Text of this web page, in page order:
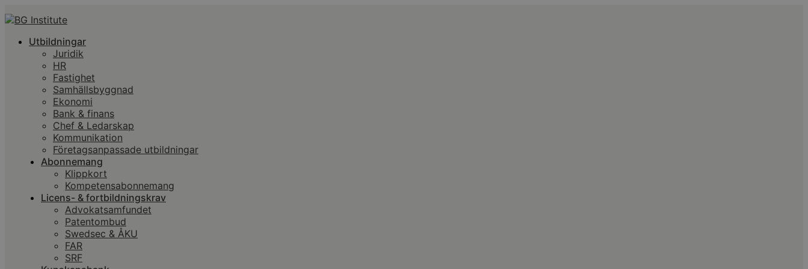
Utbildningar
Juridik
HR
Fastighet
Samhällsbyggnad
Ekonomi
Bank & finans
Chef & Ledarskap
Kommunikation
Företagsanpassade utbildningar
Abonnemang
Klippkort
Kompetensabonnemang
Licens- & fortbildningskrav
Advokatsamfundet
Patentombud
Swedsec & ÅKU
FAR
SRF